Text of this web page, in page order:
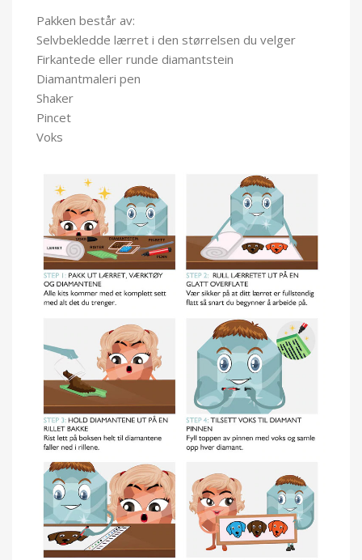
Pakken består av:
Selvbekledde lærret i den størrelsen du velger
Firkantede eller runde diamantstein
Diamantmaleri pen
Shaker
Pincet
Voks